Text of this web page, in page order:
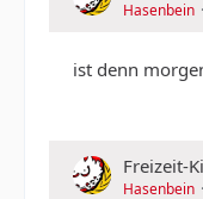
Hasenbein
ist denn
Freizeit-
Hasenbein